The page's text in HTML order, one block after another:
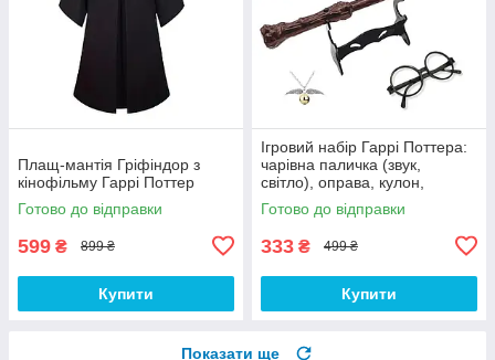
Плащ-мантія Гріфіндор з
кінофільму Гаррі Поттер
Готово до відправки
599 ₴ 899 ₴
Купити
Ігровий набір Гаррі Поттера:
чарівна паличка (звук,
світло), оправа, кулон,
підставка
Готово до відправки
333 ₴ 499 ₴
Купити
Показати ще